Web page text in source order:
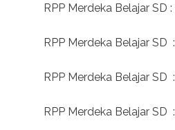
RPP Merdeka Belajar SD :
RPP Merdeka Belajar SD :
RPP Merdeka Belajar SD :
RPP Merdeka Belajar SD :